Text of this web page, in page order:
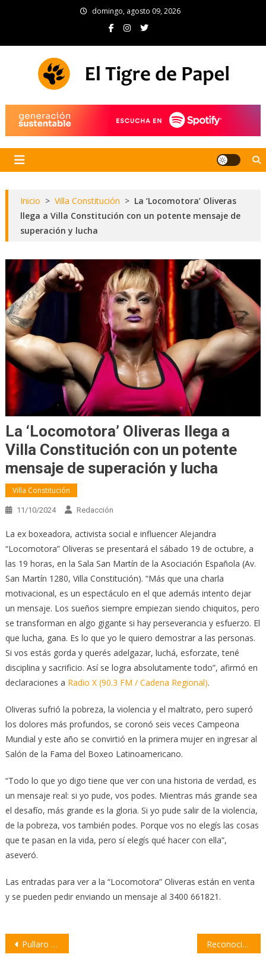
domingo, agosto 09, 2026
Inicio > Villa Constitución > La ‘Locomotora’ Oliveras
llega a Villa Constitución con un potente mensaje de
superación y lucha
La ‘Locomotora’ Oliveras llega a
Villa Constitución con un potente
mensaje de superación y lucha
Villa Constitución
11/10/2024 Redacción
La ex boxeadora, activista social e influencer Alejandra
“Locomotora” Oliveras se presentará el sábado 19 de octubre, a
las 19 horas, en la Sala San Martín de la Asociación Española (Av.
San Martín 1280, Villa Constitución). “Más que una charla
motivacional, es un espectáculo en el que además intento dejar
un mensaje. Los sueños siempre empiezan siendo chiquitos, pero
se transforman en algo gigante si hay perseverancia y esfuerzo. El
que lucha, gana. Es lo que yo le quiero demostrar a las personas.
Si vos estás gorda y querés adelgazar, luchá, esforzate, tené
disciplina y sacrificio. Así se logra absolutamente todo”, afirmó en
declaraciones a Radio X (90.3 FM / Cadena Regional).
Oliveras sufrió la pobreza, la violencia y el maltrato, pero superó
los dolores más profundos, se coronó seis veces Campeona
Mundial y este año se convirtió en la primera mujer en ingresar al
Salón de la Fama del Boxeo Latinoamericano.
“Todo lo que yo digo tiene que ver con una historia de verdad, es
un mensaje real: si yo pude, vos podes. Mientras más grande sea
el desafío, más grande es la gloria. Si yo pude salir de la violencia,
de la pobreza, vos también podes. Porque vos no elegís las cosas
que te pasan en la vida, pero sí elegís qué hacer con ella”,
aseveró.
Las entradas para ver a la “Locomotora” Oliveras están en venta
y se pueden pedir enviando un mensaje al 3400 661821.
Navegación
Pullaro se reunió con el embajador de Emiratos Árabes Unidos para potenciar inversiones y exportaciones Reconocimiento a la Trayectoria Docente 2024: emotivo desayuno con docentes jubilados